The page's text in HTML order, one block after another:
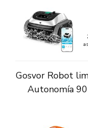
Gosvor Robot
Autonomía